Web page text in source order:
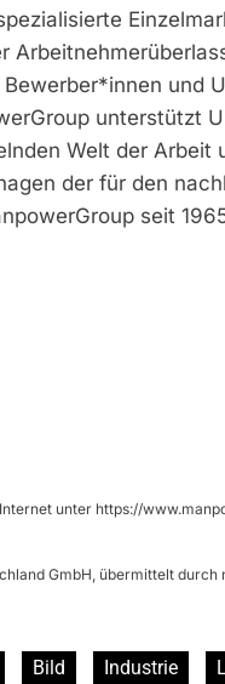
und
unterstützt
Welt der Arbeit
der für den
seit
unter https://
GmbH, übermittelt durch
Bild Industrie